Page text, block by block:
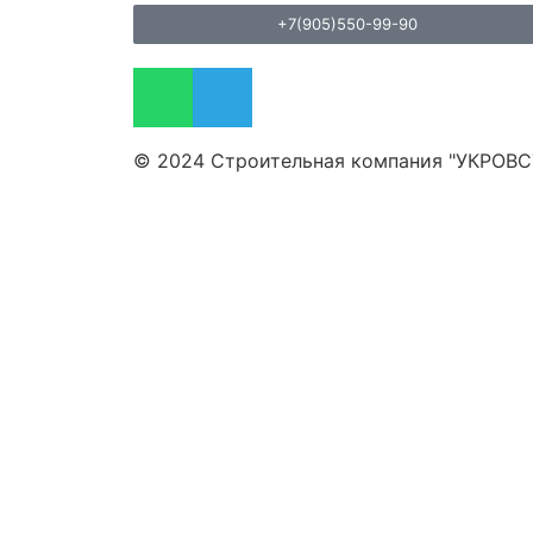
+7(905)550-99-90
© 2024 Строительная компания